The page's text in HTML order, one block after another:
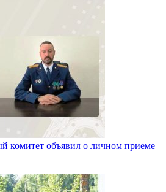
комитет объявил о личном приеме